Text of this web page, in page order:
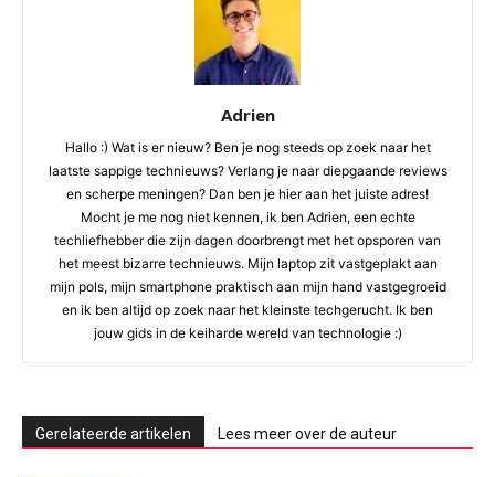
Adrien
Hallo :) Wat is er nieuw? Ben je nog steeds op zoek naar het
laatste sappige technieuws? Verlang je naar diepgaande reviews
en scherpe meningen? Dan ben je hier aan het juiste adres!
Mocht je me nog niet kennen, ik ben Adrien, een echte
techliefhebber die zijn dagen doorbrengt met het opsporen van
het meest bizarre technieuws. Mijn laptop zit vastgeplakt aan
mijn pols, mijn smartphone praktisch aan mijn hand vastgegroeid
en ik ben altijd op zoek naar het kleinste techgerucht. Ik ben
jouw gids in de keiharde wereld van technologie :)
Gerelateerde artikelen Lees meer over de auteur